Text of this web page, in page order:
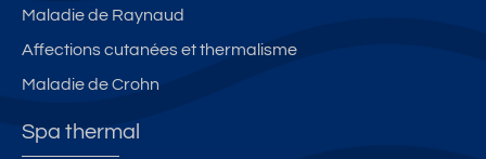
Maladie de Raynaud
Affections cutanées et thermalisme
Maladie de Crohn
Spa thermal